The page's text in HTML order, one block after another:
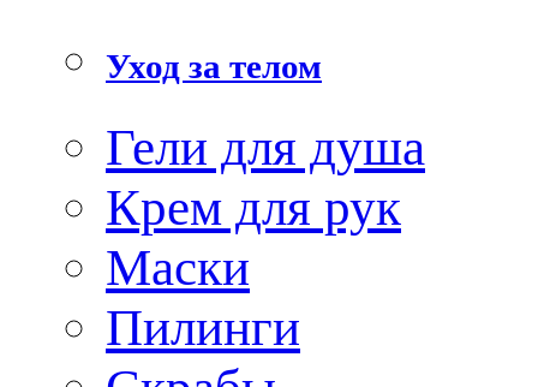
Уход за телом
Гели для душа
Крем для рук
Маски
Пилинги